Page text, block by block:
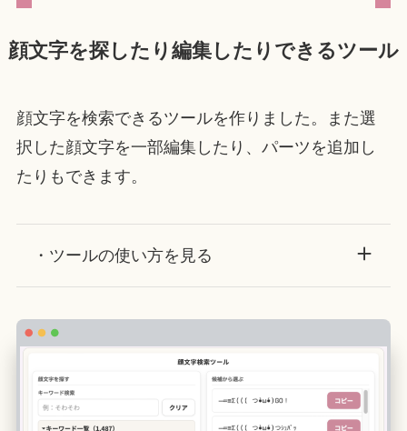
顔文字を探したり編集したりできるツール
顔文字を検索できるツールを作りました。また選
択した顔文字を一部編集したり、パーツを追加し
たりもできます。
・ツールの使い方を見る